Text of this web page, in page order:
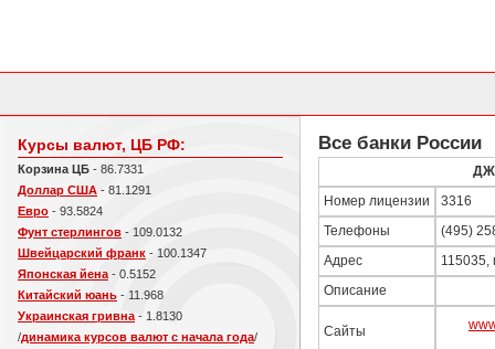
Курсы валют, ЦБ РФ:
Корзина ЦБ - 86.7331
Доллар США - 81.1291
Евро - 93.5824
Фунт стерлингов - 109.0132
Швейцарский франк - 100.1347
Японская йена - 0.5152
Китайский юань - 11.968
Украинская гривна - 1.8130
/динамика курсов валют с начала года/
Все банки России
Номер лицензии 3316
Телефоны (495)
Адрес 115035,
Описание
Сайты